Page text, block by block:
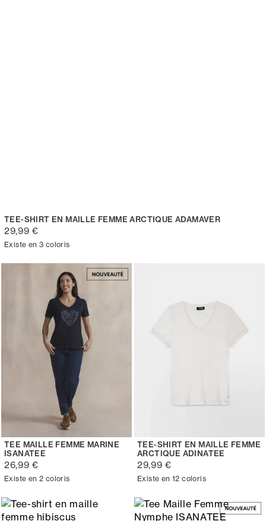
TEE-SHIRT EN MAILLE FEMME ARCTIQUE ADAMAVER
29,99 €
Existe en 3 coloris
TEE MAILLE FEMME MARINE
ISANATEE
26,99 €
Existe en 2 coloris
TEE-SHIRT EN MAILLE FEMME
ARCTIQUE ADINATEE
29,99 €
Existe en 12 coloris